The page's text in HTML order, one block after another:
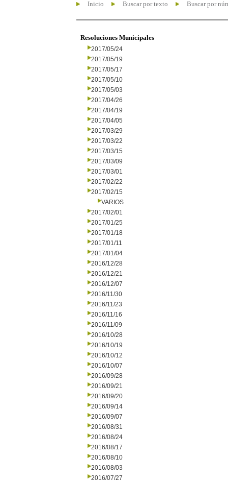
Inicio Buscar por texto Buscar por
Resoluciones Municipales
2017/05/24
2017/05/19
2017/05/17
2017/05/10
2017/05/03
2017/04/26
2017/04/19
2017/04/05
2017/03/29
2017/03/22
2017/03/15
2017/03/09
2017/03/01
2017/02/22
2017/02/15
VARIOS
2017/02/01
2017/01/25
2017/01/18
2017/01/11
2017/01/04
2016/12/28
2016/12/21
2016/12/07
2016/11/30
2016/11/23
2016/11/16
2016/11/09
2016/10/28
2016/10/19
2016/10/12
2016/10/07
2016/09/28
2016/09/21
2016/09/20
2016/09/14
2016/09/07
2016/08/31
2016/08/24
2016/08/17
2016/08/10
2016/08/03
2016/07/27